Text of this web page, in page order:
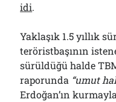
idi.
Yaklaşık 1.5 yıllık
teröristbaşının
sürüldüğü halde
raporunda “umut
Erdoğan’ın